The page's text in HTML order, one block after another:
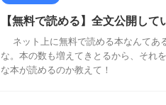
【無料で読める】全文公開し
ネット上に無料で読める本なんてあ
な。本の数も増えてきとるから、それ
な本が読めるのか教えて！